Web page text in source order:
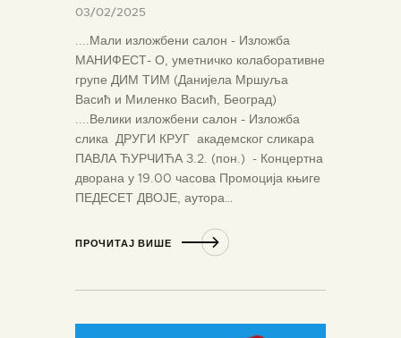
03/02/2025
....Мали изложбени салон - Изложба
МАНИФЕСТ- О, уметничко колаборативне
групе ДИМ ТИМ (Данијела Мршуља
Васић и Миленко Васић, Београд)
....Велики изложбени салон - Изложба
слика ДРУГИ КРУГ академског сликара
ПАВЛА ЋУРЧИЋА 3.2. (пон.) - Концертна
дворана у 19.00 часова Промоција књиге
ПЕДЕСЕТ ДВОЈЕ, аутора…
ПРОЧИТАЈ ВИШЕ